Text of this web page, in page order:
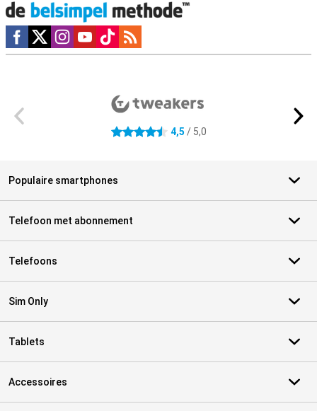
Social media
4.5 sterren 4,5 / 5,0
Populaire smartphones
Telefoon met abonnement
Telefoons
Sim Only
Tablets
Accessoires